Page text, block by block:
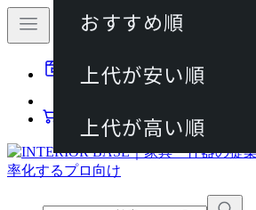
動画マニュアル
カート
おすすめ順
上代が安い順
上代が高い順